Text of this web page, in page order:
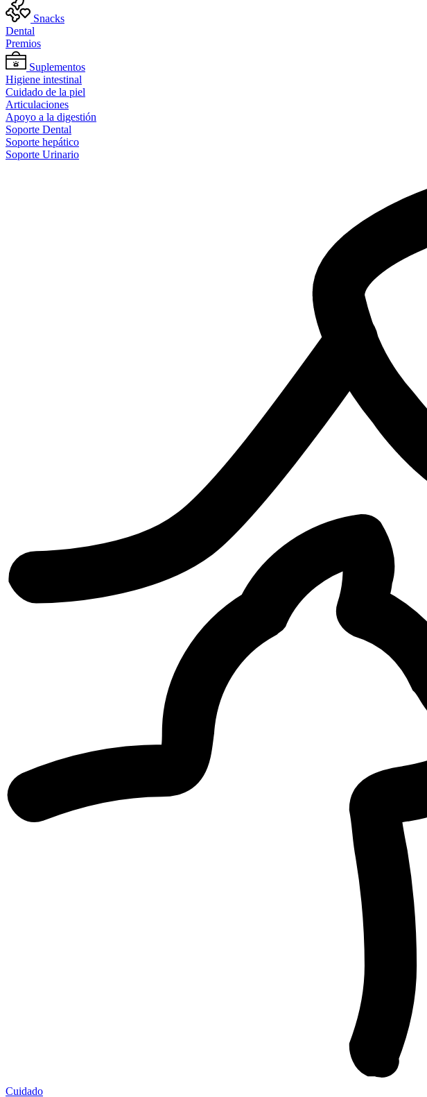
Snacks
Dental
Premios
Suplementos
Higiene intestinal
Cuidado de la piel
Articulaciones
Apoyo a la digestión
Soporte Dental
Soporte hepático
Soporte Urinario
Cuidado